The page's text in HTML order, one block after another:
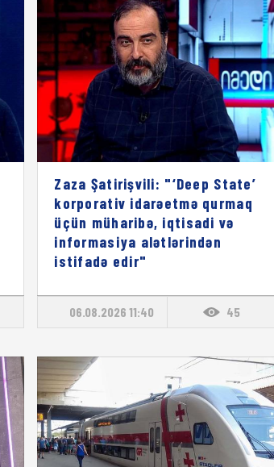
Zaza Şatirişvili: "‘Deep State’
korporativ idarəetmə qurmaq
üçün müharibə, iqtisadi və
informasiya alətlərindən
istifadə edir"
06.08.2026 11:40 45